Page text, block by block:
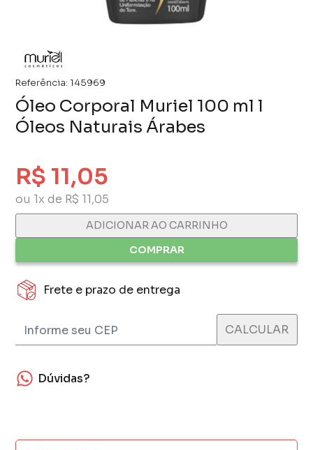
Referência: 145969
Óleo Corporal Muriel 100 ml l
Óleos Naturais Árabes
R$ 11,05
ou 1x de R$ 11,05
ADICIONAR AO CARRINHO
COMPRAR
Frete e prazo de entrega
Dúvidas?